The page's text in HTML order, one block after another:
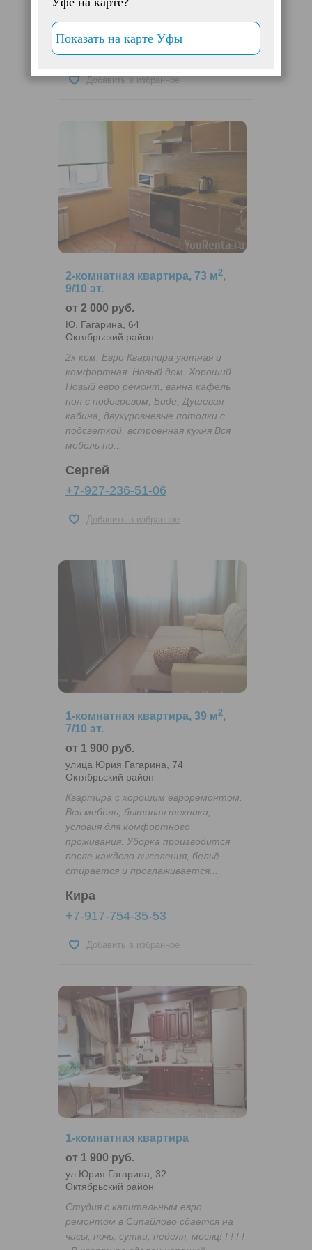
запахов (не прокурена) ! ....
+7-927-236-51-06
Добавить в избранное
2-комнатная квартира, 73 м2,
9/10 эт.
от 2 000 руб.
Ю. Гагарина, 64
Октябрьский район
2х ком. Евро Квартира уютная и
комфортная. Новый дом. Хороший
Новый евро ремонт, ванна кафель
пол с подогревом, Биде, Душевая
кабина, двухуровневые потолки с
подсветкой, встроенная кухня Вся
мебель но...
Сергей
+7-927-236-51-06
Добавить в избранное
1-комнатная квартира, 39 м2,
7/10 эт.
от 1 900 руб.
улица Юрия Гагарина, 74
Октябрьский район
Квартира с хорошим евроремонтом.
Вся мебель, бытовая техника,
условия для комфортного
проживания. Уборка производится
после каждого выселения, бельё
стирается и проглаживается...
Кира
+7-917-754-35-53
Добавить в избранное
1-комнатная квартира
от 1 900 руб.
ул Юрия Гагарина, 32
Октябрьский район
Студия с капитальным евро
ремонтом в Сипайлово сдается на
часы, ночь, сутки, неделя, месяц! ! ! ! !
Показать на карте Уфы